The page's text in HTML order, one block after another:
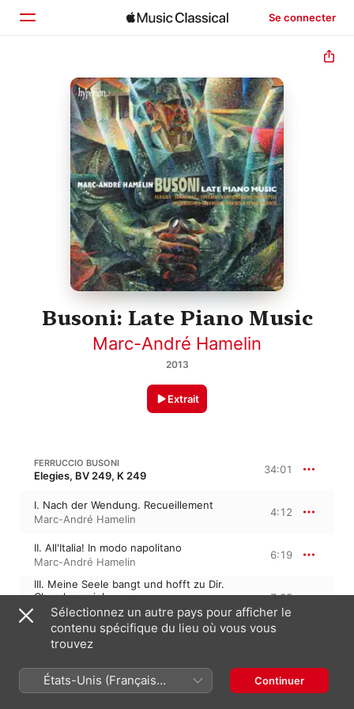
Se connecter
Accueil
Parcourir
Rechercher
Busoni: Late Piano Music
Marc-André Hamelin
2013
Extrait
FERRUCCIO BUSONI
Elegies, BV 249, K 249 34:01
I. Nach der Wendung. Recueillement
Marc-André Hamelin
4:12
II. All'Italia! In modo napolitano
Marc-André Hamelin
6:19
III. Meine Seele bangt und hofft zu Dir.
Choralvorspiel
Marc-André Hamelin
7:35
IV. Turandots Frauengemach. Intermezzo
Marc-André Hamelin
V. Die Nächtlichen. Walzer
Marc-André Hamelin
3:04
Sélectionnez un autre pays pour afficher le
contenu spécifique du lieu où vous vous
trouvez
États-Unis (Français
France)
Continuer